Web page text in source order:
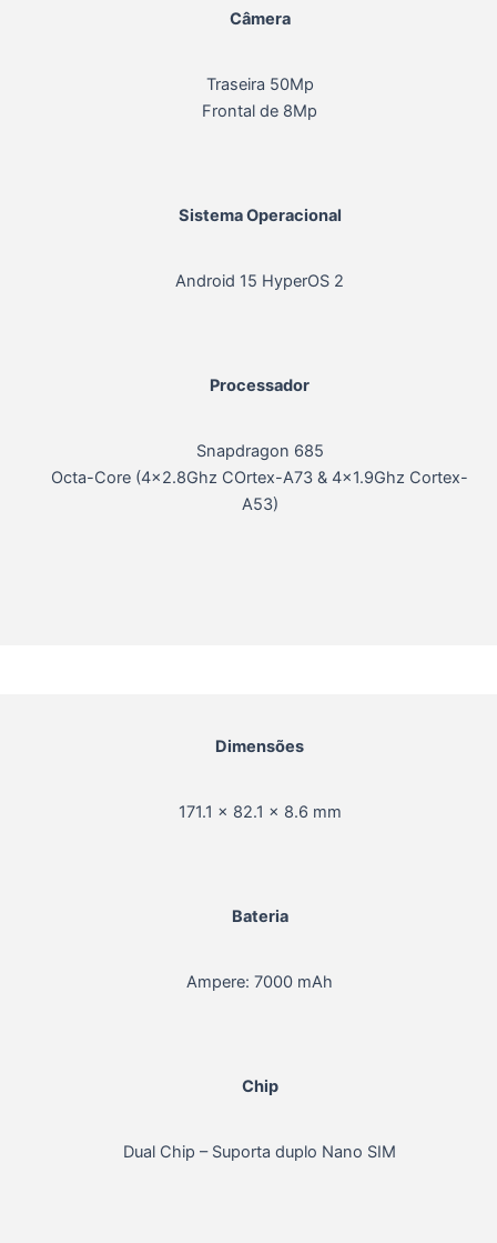
Câmera
Traseira 50Mp
Frontal de 8Mp
Sistema Operacional
Android 15 HyperOS 2
Processador
Snapdragon 685
Octa-Core (4×2.8Ghz COrtex-A73 & 4×1.9Ghz Cortex-
A53)
Dimensões
171.1 x 82.1 x 8.6 mm
Bateria
Ampere: 7000 mAh
Chip
Dual Chip – Suporta duplo Nano SIM